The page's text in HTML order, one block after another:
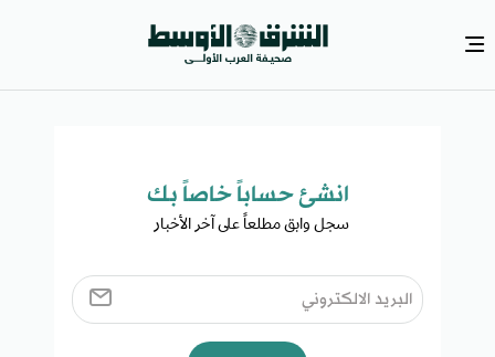
انشئ حساباً خاصاً بك​
سجل وابق مطلعاً على آخر الأخبار ​